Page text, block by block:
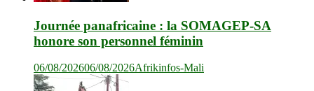
Journée panafricaine : la SOMAGEP-SA
honore son personnel féminin
06/08/202606/08/2026Afrikinfos-Mali